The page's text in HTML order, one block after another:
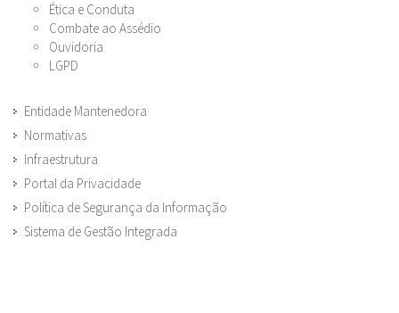
Ética e Conduta
Combate ao Assédio
Ouvidoria
LGPD
Entidade Mantenedora
Normativas
Infraestrutura
Portal da Privacidade
Política de Segurança da Informação
Sistema de Gestão Integrada